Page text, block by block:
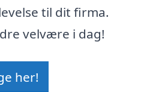
til dit firma.
velvære i dag!
her!